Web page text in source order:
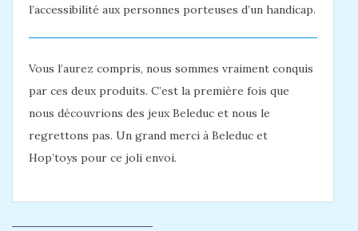
l’accessibilité aux personnes porteuses d’un handicap.
Vous l’aurez compris, nous sommes vraiment conquis
par ces deux produits. C’est la première fois que
nous découvrions des jeux Beleduc et nous le
regrettons pas. Un grand merci à Beleduc et
Hop’toys pour ce joli envoi.